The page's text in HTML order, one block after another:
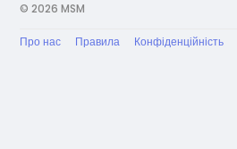
© 2026 MSM
Про нас Правила Конфіденційність